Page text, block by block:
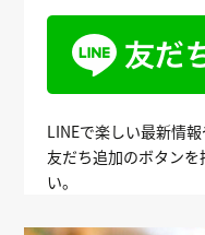
LINEで楽しい最新情
友だち追加のボタン
い。